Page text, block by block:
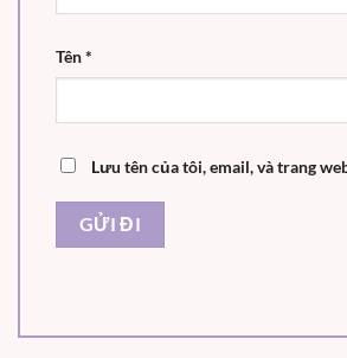
Tên*
Lưu tên của tôi, email, và trang